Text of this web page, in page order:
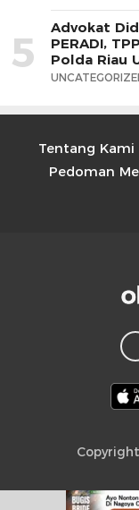
5
Advokat
PERADI,
Polda Riau
Tentang Kami
Pedoman